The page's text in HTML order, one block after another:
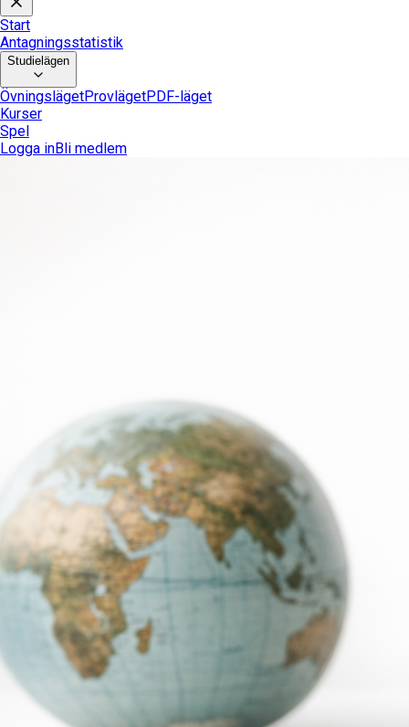
Start
Antagningsstatistik
Studielägen
ÖvningslägetProvlägetPDF-läget
Kurser
Spel
Logga inBli medlem